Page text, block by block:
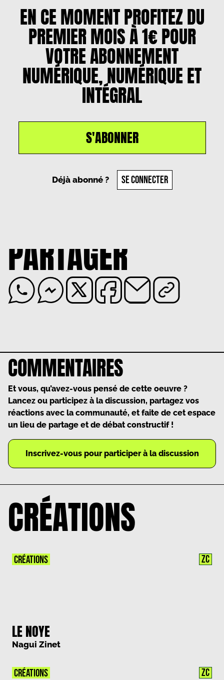
EN CE MOMENT PROFITEZ DU
PREMIER MOIS À 1€ POUR
VOTRE ABONNEMENT
NUMÉRIQUE, NUMÉRIQUE ET
INTÉGRAL
S'ABONNER
Déjà abonné ? SE CONNECTER
PARTAGER
COMMENTAIRES
Et vous, qu’avez-vous pensé de cette oeuvre ?
Lancez ou participez à la discussion, partagez vos
réactions avec la communauté, et faite de cet espace
un lieu de partage et de débat constructif !
Inscrivez-vous pour participer à la discussion
CRÉATIONS
LE NOYE
Nagui Zinet
CRÉATIONS ZC
CRÉATIONS ZC